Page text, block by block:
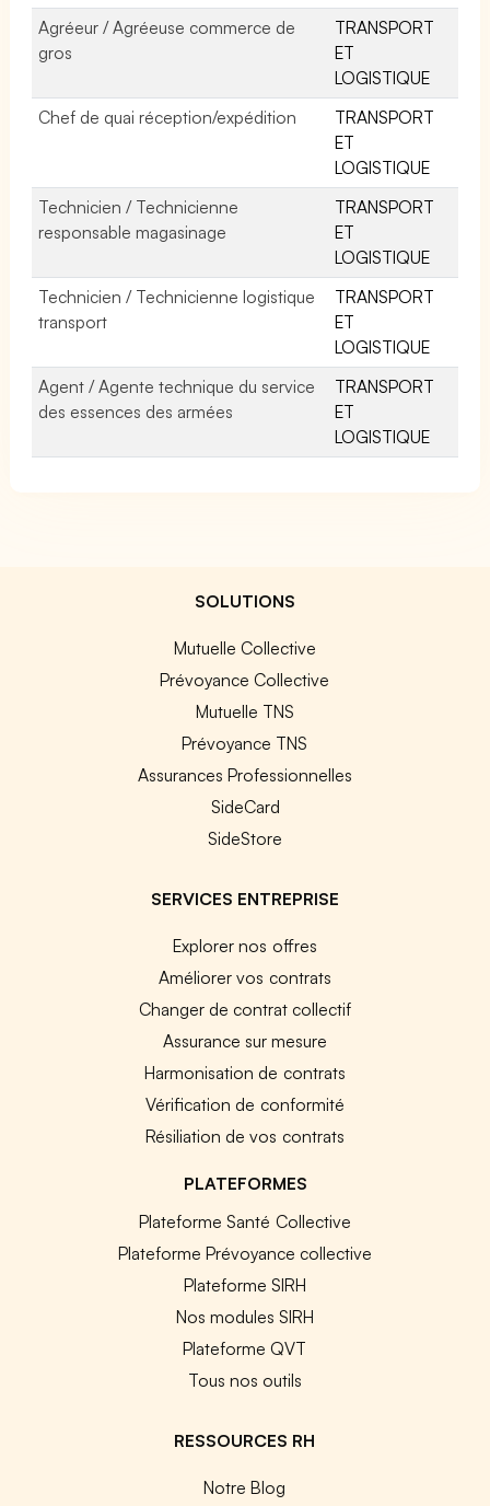
Agréeur / Agréeuse commerce de
gros
TRANSPORT
ET
LOGISTIQUE
Chef de quai réception/expédition
TRANSPORT
ET
LOGISTIQUE
Technicien / Technicienne
responsable magasinage
TRANSPORT
ET
LOGISTIQUE
Technicien / Technicienne logistique
transport
TRANSPORT
ET
LOGISTIQUE
Agent / Agente technique du service
des essences des armées
TRANSPORT
ET
LOGISTIQUE
SOLUTIONS
Mutuelle Collective
Prévoyance Collective
Mutuelle TNS
Prévoyance TNS
Assurances Professionnelles
SideCard
SideStore
SERVICES ENTREPRISE
Explorer nos offres
Améliorer vos contrats
Changer de contrat collectif
Assurance sur mesure
Harmonisation de contrats
Vérification de conformité
Résiliation de vos contrats
PLATEFORMES
Plateforme Santé Collective
Plateforme Prévoyance collective
Plateforme SIRH
Nos modules SIRH
Plateforme QVT
Tous nos outils
RESSOURCES RH
Notre Blog